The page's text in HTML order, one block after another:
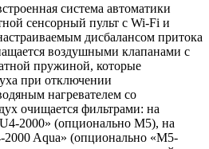
система автоматики
сенсорный пульт с Wi-Fi и
дисбалансом притока
воздушными клапанами с
пружиной, которые
при отключении
нагревателем со
очищается фильтрами: на
2000» (опционально M5), на
Aqua» (опционально «M5-